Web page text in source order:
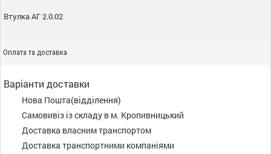
Втулка АГ 2.0.02
Оплата та доставка
Варіанти доставки
Нова Пошта(відділення)
Самовивіз із складу в м. Кропивницький
Доставка власним транспортом
Доставка транспортними компаніями